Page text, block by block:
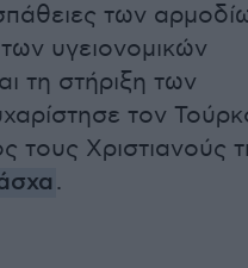
των
υγειονομικών
τη στήριξη των
τον
τους Χριστιανούς
.